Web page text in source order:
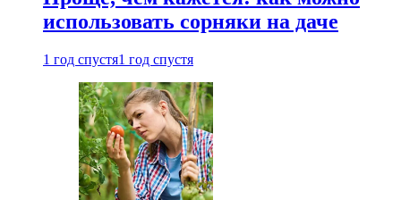
использовать сорняки на даче
1 год спустя1 год спустя